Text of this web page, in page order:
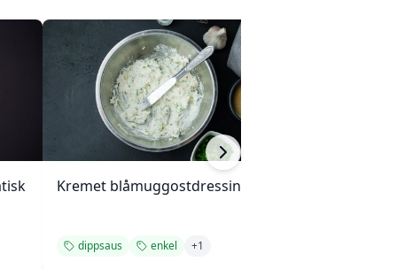
Kremet blåmuggostdressing
dippsaus enkel +1